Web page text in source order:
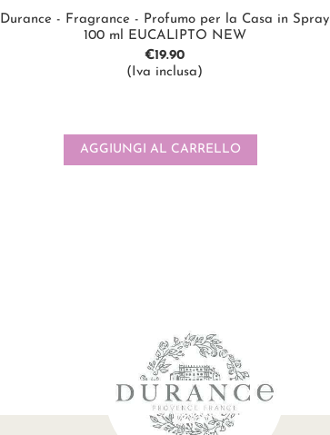
Durance - Fragrance - Profumo per la Casa in Spray
100 ml EUCALIPTO NEW
€19.90
(Iva inclusa)
AGGIUNGI AL CARRELLO